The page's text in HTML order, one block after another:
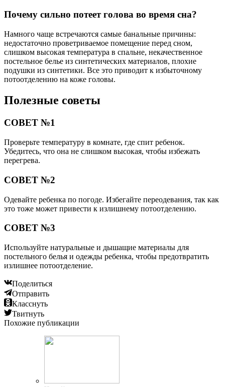
Почему сильно потеет голова во время сна?
Намного чаще встречаются самые банальные причины:
недостаточно проветриваемое помещение перед сном,
слишком высокая температура в спальне, некачественное
постельное белье из синтетических материалов, плохие
подушки из синтетики. Все это приводит к избыточному
потоотделению на коже головы.
Полезные советы
СОВЕТ №1
Проверьте температуру в комнате, где спит ребенок.
Убедитесь, что она не слишком высокая, чтобы избежать
перегрева.
СОВЕТ №2
Одевайте ребенка по погоде. Избегайте переодевания, так как
это тоже может привести к излишнему потоотделению.
СОВЕТ №3
Используйте натуральные и дышащие материалы для
постельного белья и одежды ребенка, чтобы предотвратить
излишнее потоотделение.
Поделиться
Отправить
Класснуть
Твитнуть
Похожие публикации